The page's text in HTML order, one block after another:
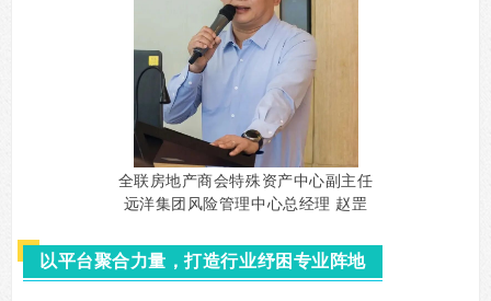
全联房地产商会特殊资产中心副主任
远洋集团风险管理中心总经理 赵罡
以平台聚合力量，打造行业纾困专业阵地